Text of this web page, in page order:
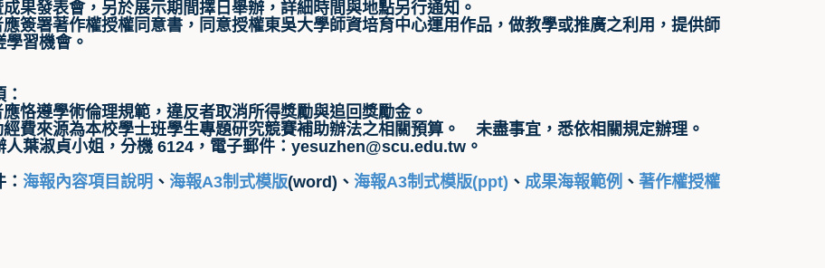
果發表會，另於展示期間擇日舉辦，詳細時間與地點另行通知。
簽署著作權授權同意書，同意授權東吳大學師資培育中心運用作品，做教學或推廣之利用，提供師
學習機會。
恪遵學術倫理規範，違反者取消所得獎勵與追回獎勵金。
費來源為本校學士班學生專題研究競賽補助辦法之相關預算。 未盡事宜，悉依相關規定辦理。
人葉淑貞小姐，分機 6124，電子郵件：yesuzhen@scu.edu.tw。
海報內容項目說明 、 海報A3制式模版(word) 、 海報A3制式模版(ppt) 、 成果海報範例 、 著作權授權